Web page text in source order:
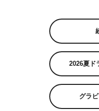
2026夏ド
グラ